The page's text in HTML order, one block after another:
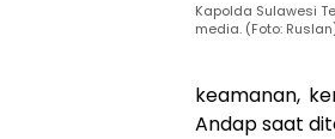
Kapolda Sulawesi
media. (Foto:
keamanan,
Andap saat